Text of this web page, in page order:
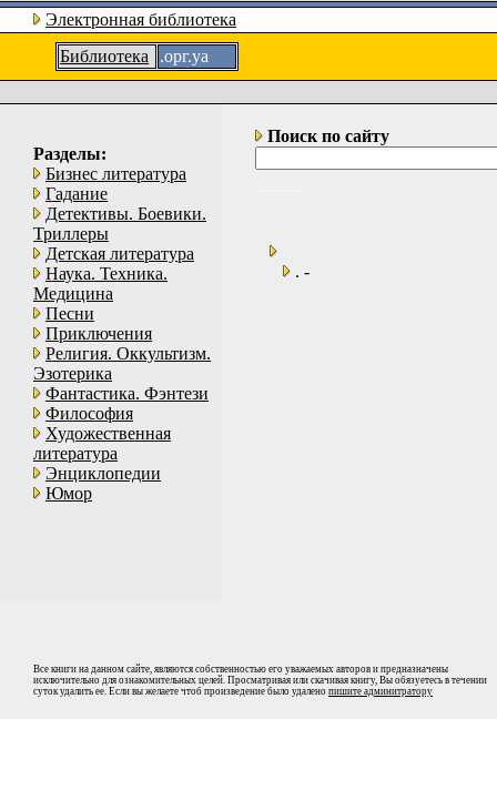
Электронная библиотека
Библиотека
.орг.уа
Разделы:
Бизнес литература
Гадание
Детективы. Боевики.
Триллеры
Детская литература
Наука. Техника.
Медицина
Песни
Приключения
Религия. Оккультизм.
Эзотерика
Фантастика. Фэнтези
Философия
Художественная
литература
Энциклопедии
Юмор
Поиск по сайту
. -
Все книги на данном сайте, являются собственностью его уважаемых авторов и предназначены
исключительно для ознакомительных целей. Просматривая или скачивая книгу, Вы обязуетесь в течении
суток удалить ее. Если вы желаете чтоб произведение было удалено пишите админитратору